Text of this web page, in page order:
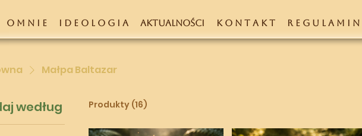
O M N I E I D E O L O G I A AKTUALNOŚCI K O N T A K T R E G U L A M I N
Małpa Baltazar
według Produkty (16)